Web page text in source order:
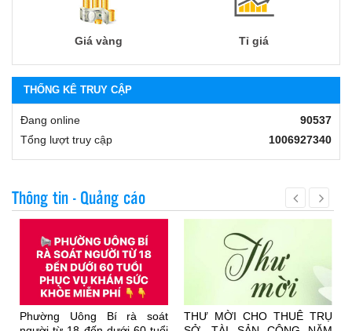
Giá vàng Tỉ giá
THỐNG KÊ TRUY CẬP
Đang online
90537
Tổng lượt truy cập
1006927340
Thông tin - Quảng cáo
Phường Uông Bí rà soát
THƯ MỜI CHO THUÊ TRỤ